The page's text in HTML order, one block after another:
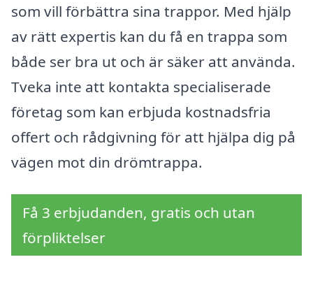
som vill förbättra sina trappor. Med hjälp
av rätt expertis kan du få en trappa som
både ser bra ut och är säker att använda.
Tveka inte att kontakta specialiserade
företag som kan erbjuda kostnadsfria
offert och rådgivning för att hjälpa dig på
vägen mot din drömtrappa.
Få 3 erbjudanden, gratis och utan
förpliktelser